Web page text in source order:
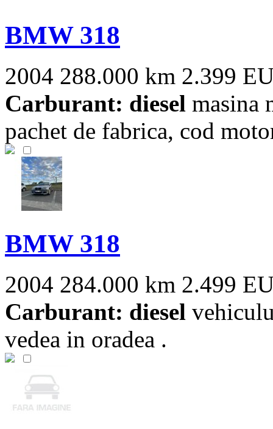
BMW 318
2004 288.000 km 2.399
Carburant: diesel masina
pachet de fabrica, cod
BMW 318
2004 284.000 km 2.499
Carburant: diesel
vedea in oradea .